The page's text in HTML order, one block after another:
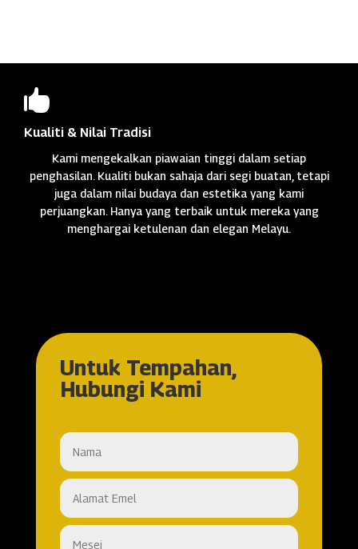

Kualiti & Nilai Tradisi
Kami mengekalkan piawaian tinggi dalam setiap
penghasilan. Kualiti bukan sahaja dari segi buatan, tetapi
juga dalam nilai budaya dan estetika yang kami
perjuangkan. Hanya yang terbaik untuk mereka yang
menghargai ketulenan dan elegan Melayu.
Untuk Tempahan,
Hubungi Kami